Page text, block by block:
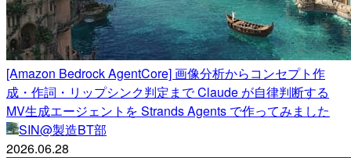
[Amazon Bedrock AgentCore] 画像分析からコンセプト作
成・作詞・リップシンク判定まで Claude が自律判断する
MV生成エージェントを Strands Agents で作ってみました
SIN@製造BT部
2026.06.28